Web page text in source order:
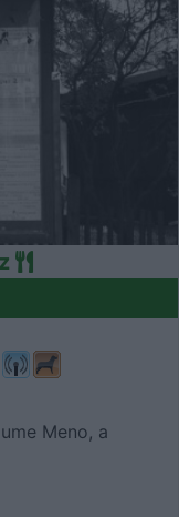
Meno, a